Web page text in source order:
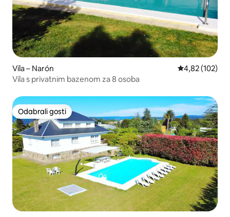
Vila – Narón Prosječna
4,82 (102)
Vila s privatnim bazenom za 8 osoba
Odabrali gosti
Odabrali gosti